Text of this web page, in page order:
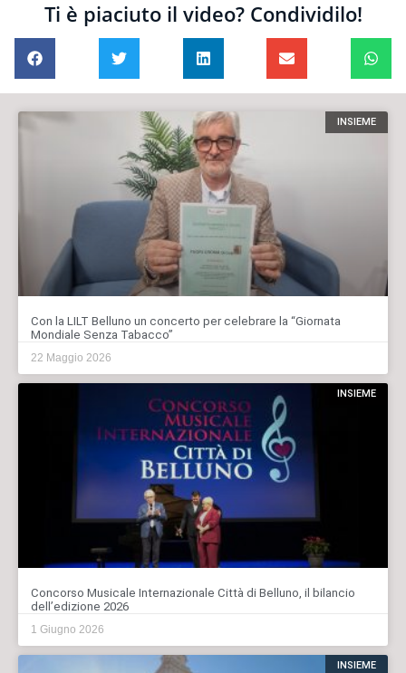
Ti è piaciuto il video? Condividilo!
INSIEME
Con la LILT Belluno un concerto per celebrare la “Giornata
Mondiale Senza Tabacco”
22 Maggio 2026
INSIEME
Concorso Musicale Internazionale Città di Belluno, il bilancio
dell’edizione 2026
1 Giugno 2026
INSIEME